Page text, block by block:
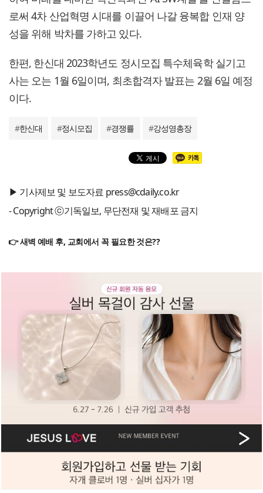
로써 4차 산업혁명 시대를 이끌어 나갈 융복합 인재 양
성을 위해 박차를 가하고 있다.
한편, 한신대 2023학년도 정시모집 특수체육학 실기고
사는 오는 1월 6일이며, 최초합격자 발표는 2월 6일 예정
이다.
#한신대 #정시모집 #경쟁률 #강성영총장
▶ 기사제보 및 보도자료 press@cdaily.co.kr
- Copyright ⓒ기독일보, 무단전재 및 재배포 금지
👉 새벽 예배 후, 교회에서 꼭 필요한 것은??